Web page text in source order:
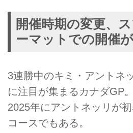
開催時期の変更、
ーマットでの開催
3連勝中のキミ・アントネ
に注目が集まるカナダGP
2025年にアントネッリが
コースでもある。